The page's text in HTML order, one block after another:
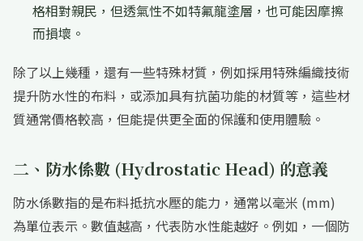
格相對親民，但透氣性不如特氟龍塗層，也可能因摩擦
而損壞。
除了以上幾種，還有一些特殊材質，例如採用特殊編織技術
提升防水性的布料，或添加具有抗菌功能的材質等，這些材
質通常價格較高，但能提供更全面的保護和使用體驗。
二、防水係數 (Hydrostatic Head) 的意義
防水係數指的是布料抵抗水壓的能力，通常以毫米 (mm)
為單位表示。數值越高，代表防水性能越好。例如，一個防